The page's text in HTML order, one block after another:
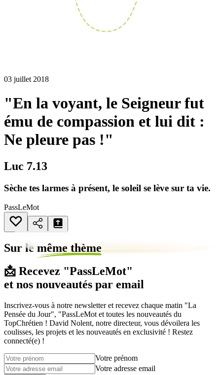
03 juillet 2018
"En la voyant, le Seigneur fut
ému de compassion et lui dit :
Ne pleure pas !"
Luc 7.13
Sèche tes larmes à présent, le soleil se lève sur ta vie.
PassLeMot
Sur le même thème
📩 Recevez "PassLeMot"
et nos nouveautés par email
Inscrivez-vous à notre newsletter et recevez chaque matin "La
Pensée du Jour", "PassLeMot et toutes les nouveautés du
TopChrétien ! David Nolent, notre directeur, vous dévoilera les
coulisses, les projets et les nouveautés en exclusivité ! Restez
connecté(e) !
Votre prénom
Votre adresse email